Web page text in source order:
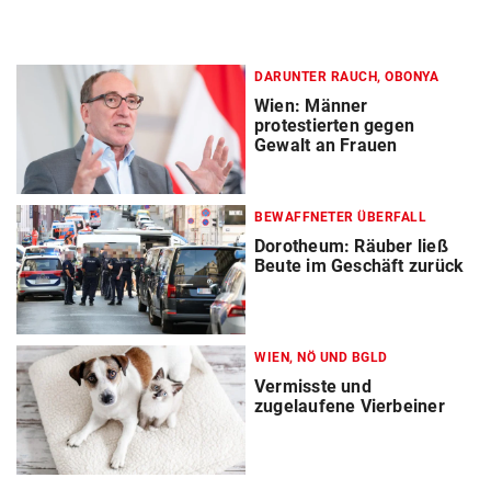
DARUNTER RAUCH, OBONYA
Wien: Männer
protestierten gegen
Gewalt an Frauen
BEWAFFNETER ÜBERFALL
Dorotheum: Räuber ließ
Beute im Geschäft zurück
WIEN, NÖ UND BGLD
Vermisste und
zugelaufene Vierbeiner